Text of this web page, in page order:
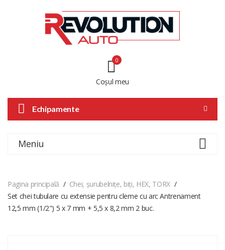
Coșul meu
0
Echipamente
Meniu
Pagina principală
Chei, șurubelnițe, biți, HEX, TORX
Set chei tubulare cu extensie pentru cleme cu arc Antrenament
12,5 mm (1/2") 5 x 7 mm + 5,5 x 8,2 mm 2 buc.